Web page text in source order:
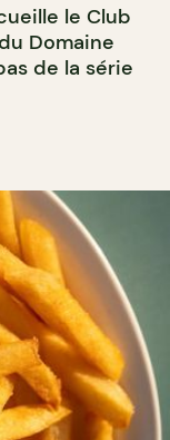
le Club
Domaine
de la série